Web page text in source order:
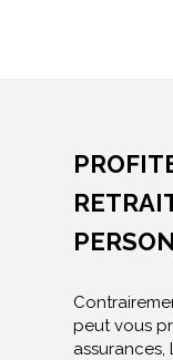
peut vous
assurances,